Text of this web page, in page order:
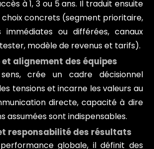
à 1, 3 ou 5 ans. Il traduit ensuite
concrets (segment prioritaire,
immédiates ou différées, canaux
modèle de revenus et tarifs).
et alignement des équipes
crée un cadre décisionnel
tensions et incarne les valeurs au
directe, capacité à dire
assumées sont indispensables.
responsabilité des résultats
globale, il définit des